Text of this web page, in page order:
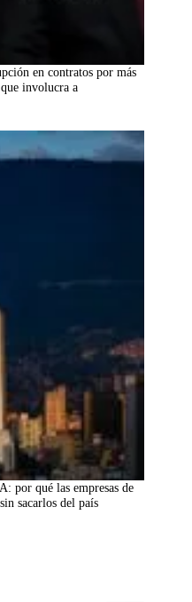
en contratos por más
involucra a
por qué las empresas de
sacarlos del país